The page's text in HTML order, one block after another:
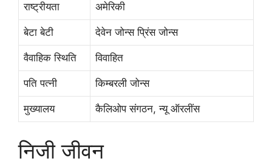
राष्ट्रीयता अमेरिकी
बेटा बेटी देवेन जोन्स प्रिंस जोन्स
वैवाहिक स्थिति विवाहित
पति पत्नी किम्बरली जोन्स
मुख्यालय कैलिओप संगठन, न्यू ऑरलींस
निजी जीवन